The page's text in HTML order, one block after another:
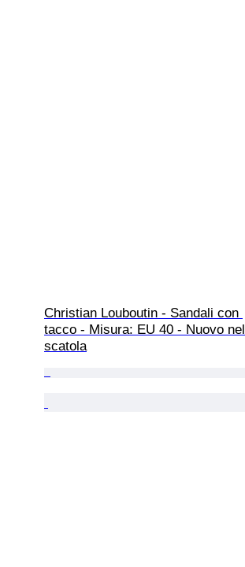
Christian Louboutin - Sandali con
tacco - Misura: EU 40 - Nuovo
scatola